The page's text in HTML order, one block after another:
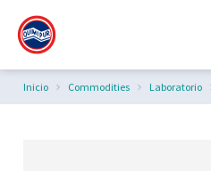
Estás aquí:
Inicio Commodities Laboratorio